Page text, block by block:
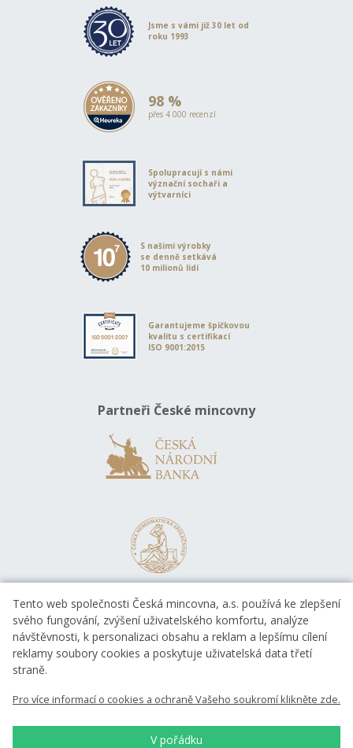
Jsme s vámi již 30 let od
roku 1993
98 %
přes 4 000 recenzí
Spolupracují s námi
význační sochaři a
výtvarníci
S našimi výrobky
se denně setkává
10 milionů lidí
Garantujeme špičkovou
kvalitu s certifikací
ISO 9001:2015
Partneři České mincovny
EVROPSKÁ UNIE
Evropský fond pro regionální rozvoj
Evropský fond pro regionální rozvoj
Tento web společnosti Česká mincovna, a.s. používá ke zlepšení
svého fungování, zvýšení uživatelského komfortu, analýze
návštěvnosti, k personalizaci obsahu a reklam a lepšímu cílení
reklamy soubory cookies a poskytuje uživatelská data třetí
straně.
Pro více informací o cookies a ochraně Vašeho soukromí klikněte zde.
V pořádku